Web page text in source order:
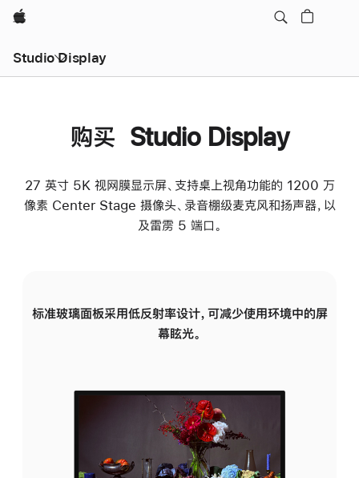
Apple
Studio Display
购买 Studio Display
27 英寸 5K 视网膜显示屏、支持桌上视角功能的 1200 万
像素 Center Stage 摄像头、录音棚级麦克风和扬声器，以
及雷雳 5 端口。
标准玻璃面板采用低反射率设计，可减少使用环境中的屏
幕眩光。